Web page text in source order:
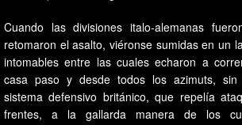
Cuando las divisiones italo-alemanas
retomaron el asalto, viéronse sumidas en un
intomables entre las cuales echaron a
casa paso y desde todos los azimuts,
sistema defensivo británico, que repelía
frentes, a la gallarda manera de los